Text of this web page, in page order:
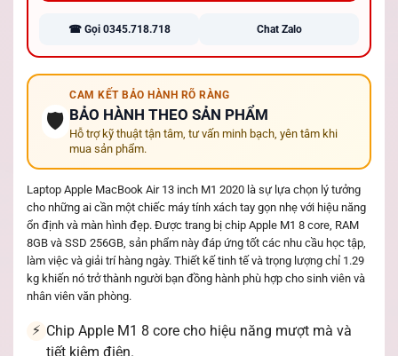
☎ Gọi 0345.718.718 Chat Zalo
🛡️
CAM KẾT BẢO HÀNH RÕ RÀNG
BẢO HÀNH THEO SẢN PHẨM
Hỗ trợ kỹ thuật tận tâm, tư vấn minh bạch, yên tâm khi
mua sản phẩm.
Laptop Apple MacBook Air 13 inch M1 2020 là sự lựa chọn lý tưởng
cho những ai cần một chiếc máy tính xách tay gọn nhẹ với hiệu năng
ổn định và màn hình đẹp. Được trang bị chip Apple M1 8 core, RAM
8GB và SSD 256GB, sản phẩm này đáp ứng tốt các nhu cầu học tập,
làm việc và giải trí hàng ngày. Thiết kế tinh tế và trọng lượng chỉ 1.29
kg khiến nó trở thành người bạn đồng hành phù hợp cho sinh viên và
nhân viên văn phòng.
⚡ Chip Apple M1 8 core cho hiệu năng mượt mà và
tiết kiệm điện.